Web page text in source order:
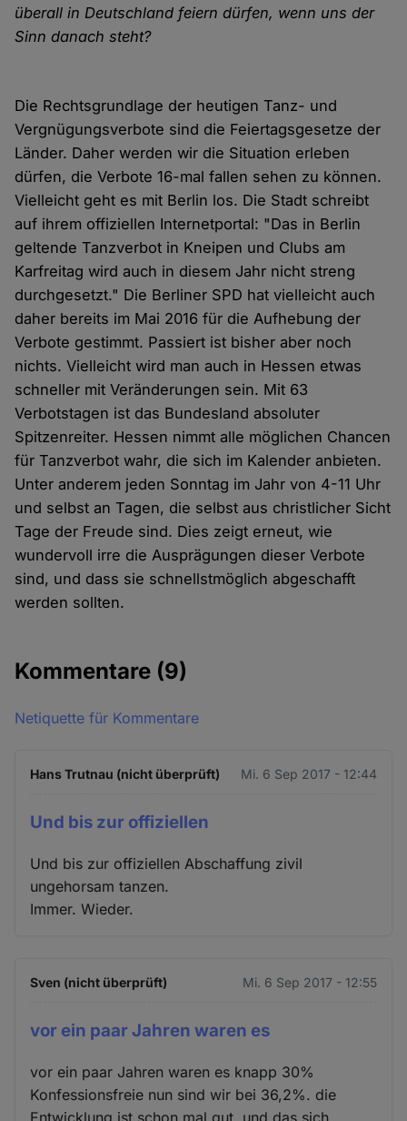
überall in Deutschland feiern dürfen, wenn uns der
Sinn danach steht?
Die Rechtsgrundlage der heutigen Tanz- und
Vergnügungsverbote sind die Feiertagsgesetze der
Länder. Daher werden wir die Situation erleben
dürfen, die Verbote 16-mal fallen sehen zu können.
Vielleicht geht es mit Berlin los. Die Stadt schreibt
auf ihrem offiziellen Internetportal: "Das in Berlin
geltende Tanzverbot in Kneipen und Clubs am
Karfreitag wird auch in diesem Jahr nicht streng
durchgesetzt." Die Berliner SPD hat vielleicht auch
daher bereits im Mai 2016 für die Aufhebung der
Verbote gestimmt. Passiert ist bisher aber noch
nichts. Vielleicht wird man auch in Hessen etwas
schneller mit Veränderungen sein. Mit 63
Verbotstagen ist das Bundesland absoluter
Spitzenreiter. Hessen nimmt alle möglichen Chancen
für Tanzverbot wahr, die sich im Kalender anbieten.
Unter anderem jeden Sonntag im Jahr von 4-11 Uhr
und selbst an Tagen, die selbst aus christlicher Sicht
Tage der Freude sind. Dies zeigt erneut, wie
wundervoll irre die Ausprägungen dieser Verbote
sind, und dass sie schnellstmöglich abgeschafft
werden sollten.
Kommentare (9)
Netiquette für Kommentare
Hans Trutnau (nicht überprüft) Mi. 6 Sep 2017 - 12:44
Und bis zur offiziellen
Und bis zur offiziellen Abschaffung zivil
ungehorsam tanzen.
Immer. Wieder.
Sven (nicht überprüft) Mi. 6 Sep 2017 - 12:55
vor ein paar Jahren waren es
vor ein paar Jahren waren es knapp 30%
Konfessionsfreie nun sind wir bei 36,2%. die
Entwicklung ist schon mal gut. und das sich